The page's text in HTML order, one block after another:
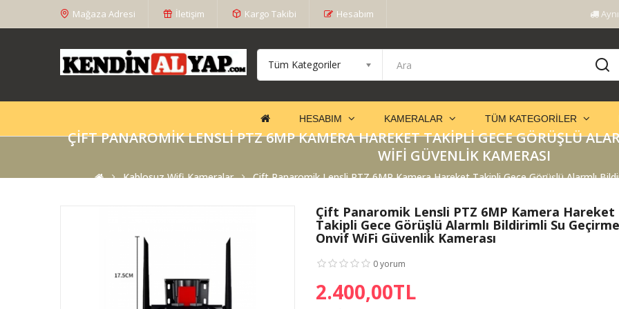
Mağaza Adresi İletişim Kargo Takibi Hesabım
Tüm Kategoriler
HESABIM KAMERALAR TÜM KATEGORILER
ÇIFT PANAROMIK LENSLI PTZ 6MP KAMERA HAREKET TAKIPLI GECE GÖRÜŞLÜ
WIFI GÜVENLIK KAMERASI
Kablosuz Wifi Kameralar Çift Panaromik Lensli PTZ 6MP Kamera Hareket Takipli Gece Görüşlü Alarmlı
Çift Panaromik Lensli PTZ 6MP Kamera Hareket
Takipli Gece Görüşlü Alarmlı Bildirimli Su
Onvif WiFi Güvenlik Kamerası
0 yorum
2.400,00TL
O-Kam 3012 Çift
Hareket Takipli Gece